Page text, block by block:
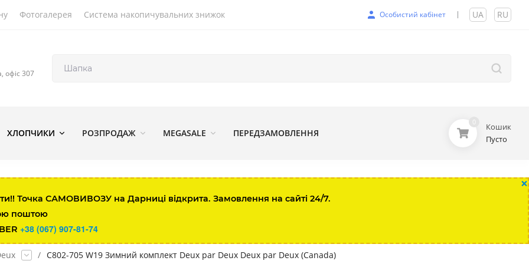
Фотогалерея Система накопичувальних знижок Особистий кабінет UA RU
офіс 307
ХЛОПЧИКИ РОЗПРОДАЖ MEGASALE ПЕРЕДЗАМОВЛЕННЯ
0
Кошик
Пусто
×
Точка САМОВИВОЗУ на Дарниці відкрита. Замовлення на сайті 24/7.
поштою
+38 (067) 907-81-74
/ C802-705 W19 Зимний комплект Deux par Deux Deux par Deux (Canada)